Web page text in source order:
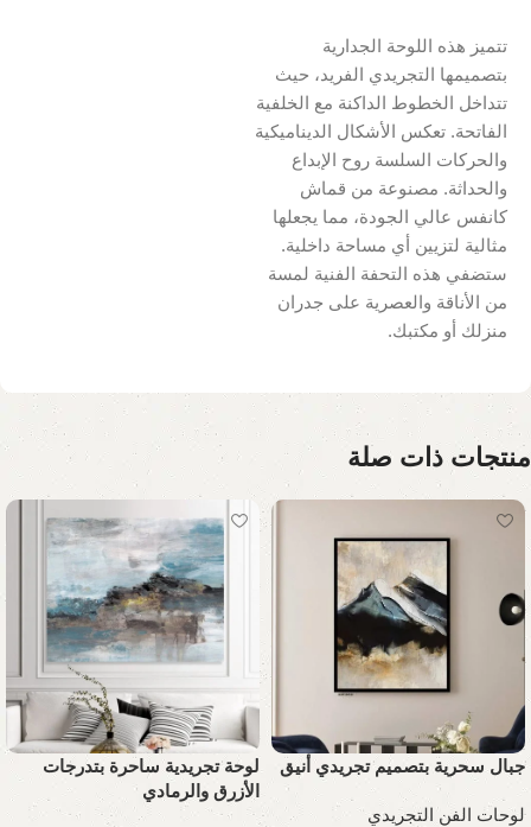
تتميز هذه اللوحة الجدارية
بتصميمها التجريدي الفريد، حيث
تتداخل الخطوط الداكنة مع الخلفية
الفاتحة. تعكس الأشكال الديناميكية
والحركات السلسة روح الإبداع
والحداثة. مصنوعة من قماش
كانفس عالي الجودة، مما يجعلها
مثالية لتزيين أي مساحة داخلية.
ستضفي هذه التحفة الفنية لمسة
من الأناقة والعصرية على جدران
منزلك أو مكتبك.
منتجات ذات صلة
جبال سحرية بتصميم تجريدي أنيق
لوحات الفن التجريدي
لوحة تجريدية ساحرة بتدرجات
الأزرق والرمادي